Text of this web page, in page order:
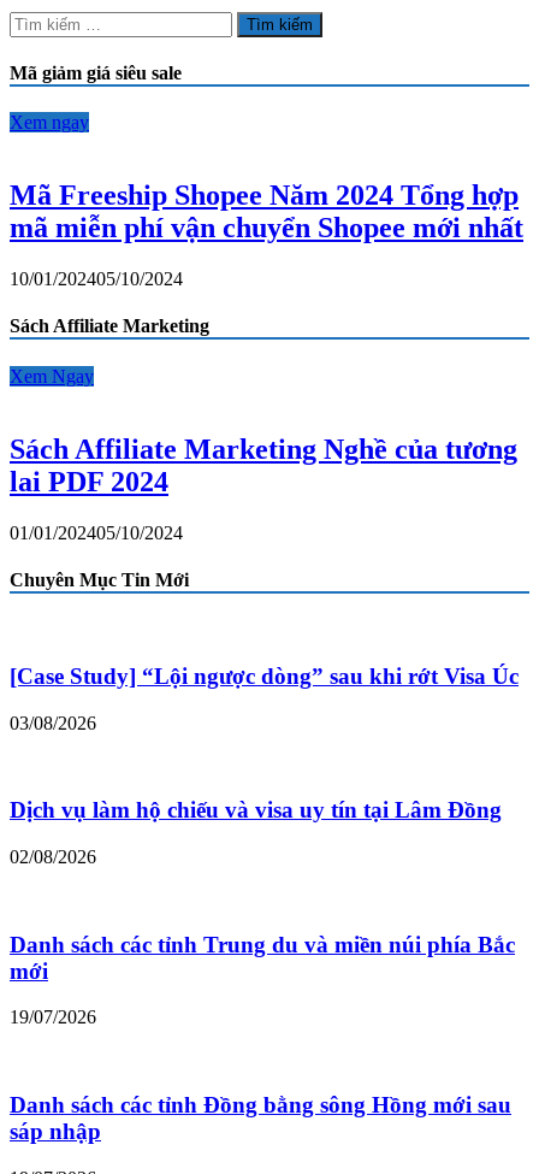
Tìm
kiếm
cho:
Mã giảm giá siêu sale
Xem ngay
Mã Freeship Shopee Năm 2024 Tổng hợp
mã miễn phí vận chuyển Shopee mới nhất
10/01/202405/10/2024
Sách Affiliate Marketing
Xem Ngay
Sách Affiliate Marketing Nghề của tương
lai PDF 2024
01/01/202405/10/2024
Chuyên Mục Tin Mới
[Case Study] “Lội ngược dòng” sau khi rớt Visa Úc
03/08/2026
Dịch vụ làm hộ chiếu và visa uy tín tại Lâm Đồng
02/08/2026
Danh sách các tỉnh Trung du và miền núi phía Bắc
mới
19/07/2026
Danh sách các tỉnh Đồng bằng sông Hồng mới sau
sáp nhập